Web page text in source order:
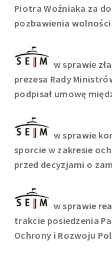
Piotra Woźniaka za
pozbawienia
w sprawie
prezesa Rady
podpisał umowę
w sprawie
sporcie w zakresie
przed decyzjami o
w sprawie
trakcie posiedzenia
Ochrony i Rozwoju